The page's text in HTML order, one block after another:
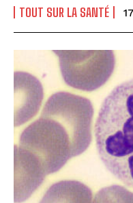
TOUT SUR LA SANTÉ